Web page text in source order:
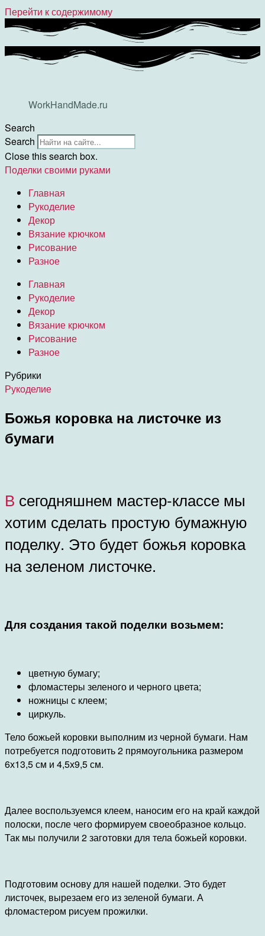
Перейти к содержимому
WorkHandMade.ru
Search
Search
Close this search box.
Поделки своими руками
Главная
Рукоделие
Декор
Вязание крючком
Рисование
Разное
Главная
Рукоделие
Декор
Вязание крючком
Рисование
Разное
Рубрики
Рукоделие
Божья коровка на листочке из
бумаги
В сегодняшнем мастер-классе мы
хотим сделать простую бумажную
поделку. Это будет божья коровка
на зеленом листочке.
Для создания такой поделки возьмем:
цветную бумагу;
фломастеры зеленого и черного цвета;
ножницы с клеем;
циркуль.
Тело божьей коровки выполним из черной бумаги. Нам
потребуется подготовить 2 прямоугольника размером
6х13,5 см и 4,5х9,5 см.
Далее воспользуемся клеем, наносим его на край каждой
полоски, после чего формируем своеобразное кольцо.
Так мы получили 2 заготовки для тела божьей коровки.
Подготовим основу для нашей поделки. Это будет
листочек, вырезаем его из зеленой бумаги. А
фломастером рисуем прожилки.